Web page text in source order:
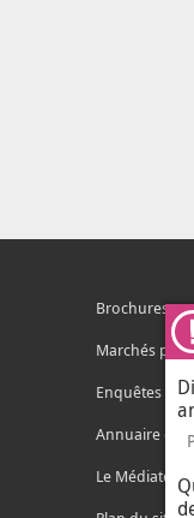
Brochures
Marchés
Enquêtes
Annuaire des
Le Médiateur